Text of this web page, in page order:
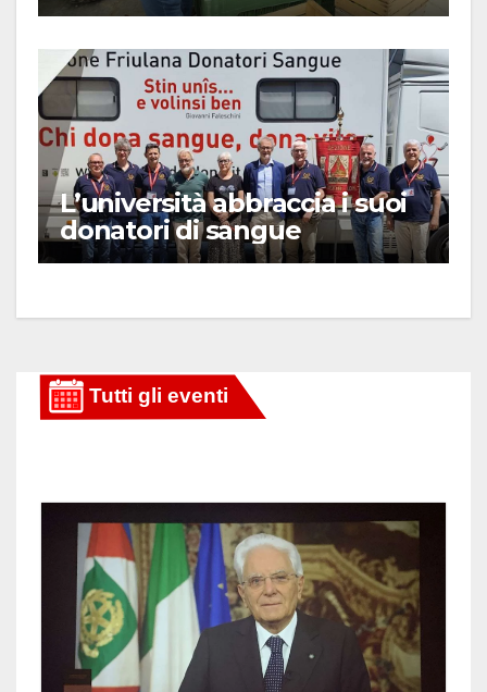
L’università abbraccia i suoi
donatori di sangue